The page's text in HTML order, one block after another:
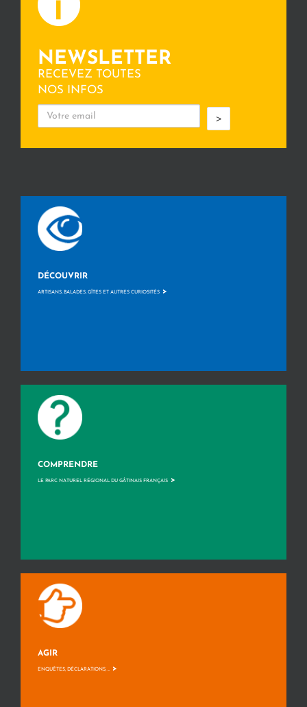
NEWSLETTER
RECEVEZ TOUTES
NOS INFOS
>
DÉCOUVRIR
ARTISANS, BALADES, GÎTES ET AUTRES CURIOSITÉS >
COMPRENDRE
LE PARC NATUREL RÉGIONAL DU GÂTINAIS FRANÇAIS >
AGIR
ENQUÊTES, DÉCLARATIONS, ... >